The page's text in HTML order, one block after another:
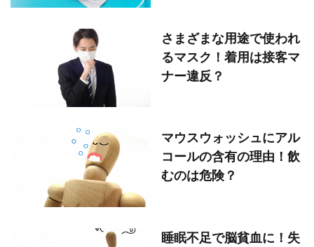
さまざまな用途で使われ
るマスク！着用は接客マ
ナー違反？
マウスウォッシュにアル
コールの含有の理由！飲
むのは危険？
睡眠不足で脳貧血に！失